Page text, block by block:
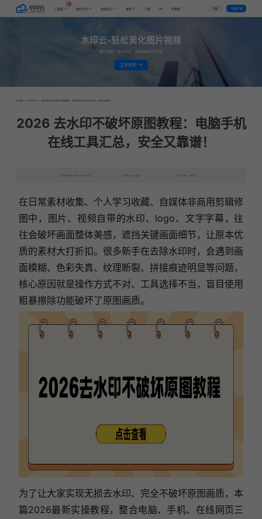
工具集 图片水印 视频水印 教程 下载 VIP 代理推广 登录 下载客户端
水印云-轻松美化图片视频
图片视频一键去水印，手机电脑均可使用
立即体验
首页 > 行业资讯 > 2026 去水印不破坏原图教程：电脑手机在线工具汇总，安全又靠谱！
2026 去水印不破坏原图教程：电脑手机
在线工具汇总，安全又靠谱！
发布日期：2026-07-08 11:01 发表者：qianqian 浏览次数：973次
在日常素材收集、个人学习收藏、自媒体非商用剪辑修
图中，图片、视频自带的水印、logo、文字字幕，往
往会破坏画面整体美感，遮挡关键画面细节，让原本优
质的素材大打折扣。很多新手在去除水印时，会遇到画
面模糊、色彩失真、纹理断裂、拼接痕迹明显等问题，
核心原因就是操作方式不对、工具选择不当，盲目使用
粗暴擦除功能破坏了原图画质。
为了让大家实现无损去水印、完全不破坏原图画质，本
篇2026最新实操教程，整合电脑、手机、在线网页三